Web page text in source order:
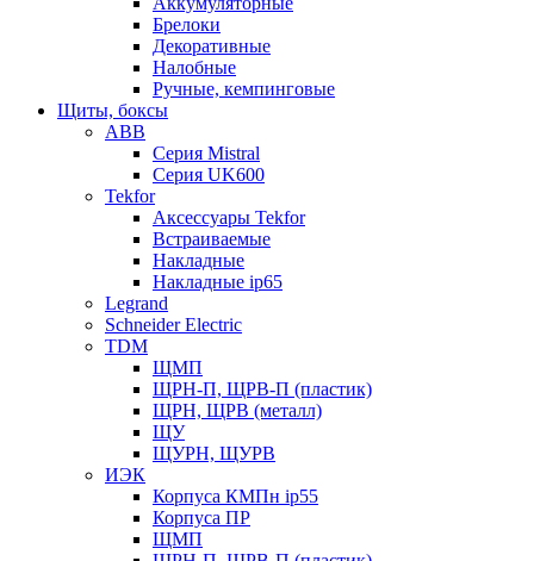
Брелоки
Декоративные
Налобные
Ручные, кемпинговые
Щиты, боксы
ABB
Серия Mistral
Серия UK600
Tekfor
Аксессуары Tekfor
Встраиваемые
Накладные
Накладные ip65
Legrand
Schneider Electric
TDM
ЩМП
ЩРН-П, ЩРВ-П (пластик)
ЩРН, ЩРВ (металл)
ЩУ
ЩУРН, ЩУРВ
ИЭК
Корпуса КМПн ip55
Корпуса ПР
ЩМП